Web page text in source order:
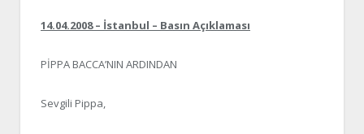
14.04.2008 – İstanbul – Basın Açıklaması
PİPPA BACCA’NIN ARDINDAN
Sevgili Pippa,